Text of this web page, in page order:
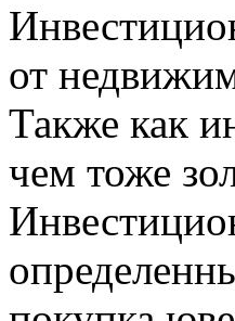
от
Также как
чем тоже